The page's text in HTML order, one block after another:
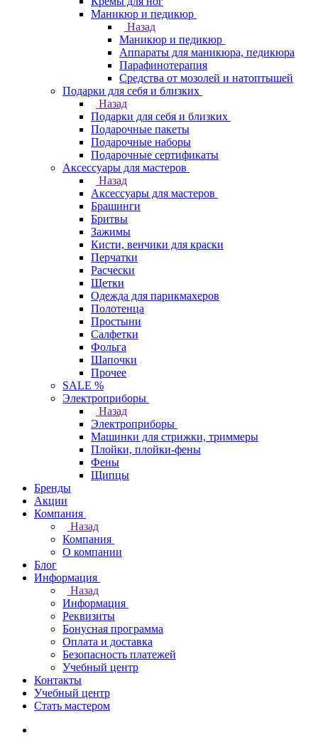
Маникюр и педикюр
Назад
Маникюр и педикюр
Аппараты для маникюра, педикюра
Парафинотерапия
Средства от мозолей и натоптышей
Подарки для себя и близких
Назад
Подарки для себя и близких
Подарочные пакеты
Подарочные наборы
Подарочные сертификаты
Аксессуары для мастеров
Назад
Аксессуары для мастеров
Брашинги
Бритвы
Зажимы
Кисти, венчики для краски
Перчатки
Расчески
Щетки
Одежда для парикмахеров
Полотенца
Простыни
Салфетки
Фольга
Шапочки
Прочее
SALE %
Электроприборы
Назад
Электроприборы
Машинки для стрижки, триммеры
Плойки, плойки-фены
Фены
Щипцы
Бренды
Акции
Компания
Назад
Компания
О компании
Блог
Информация
Назад
Информация
Реквизиты
Бонусная программа
Оплата и доставка
Безопасность платежей
Учебный центр
Контакты
Учебный центр
Стать мастером